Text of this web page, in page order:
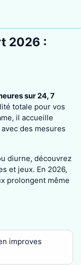
2026 :
sur 24, 7
totale pour vos
il accueille
des mesures
diurne, découvrez
et jeux. En 2026,
prolongent même
improves